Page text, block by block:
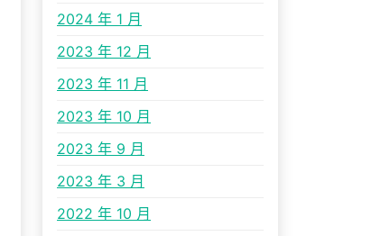
2024 年 1 月
2023 年 12 月
2023 年 11 月
2023 年 10 月
2023 年 9 月
2023 年 3 月
2022 年 10 月